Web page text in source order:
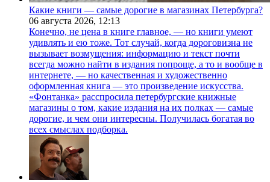
Какие книги — самые дорогие в магазинах Петербурга?
06 августа 2026, 12:13
Конечно, не цена в книге главное, — но книги умеют
удивлять и ею тоже. Тот случай, когда дороговизна не
вызывает возмущения: информацию и текст почти
всегда можно найти в издания попроще, а то и вообще в
интернете, — но качественная и художественно
оформленная книга — это произведение искусства.
«Фонтанка» расспросила петербургские книжные
магазины о том, какие издания на их полках — самые
дорогие, и чем они интересны. Получилась богатая во
всех смыслах подборка.